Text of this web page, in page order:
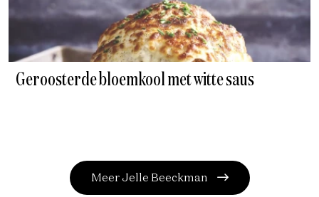
Geroosterde bloemkool met witte saus
Meer Jelle Beeckman